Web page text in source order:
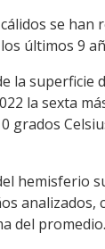
se
últimos 9
la superficie
la sexta
grados
hemisferio
analizados,
del promedio.